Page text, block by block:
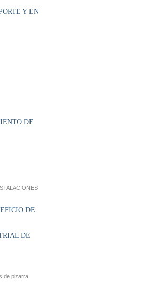
Y EN
DE
DE
DE
de pizarra.